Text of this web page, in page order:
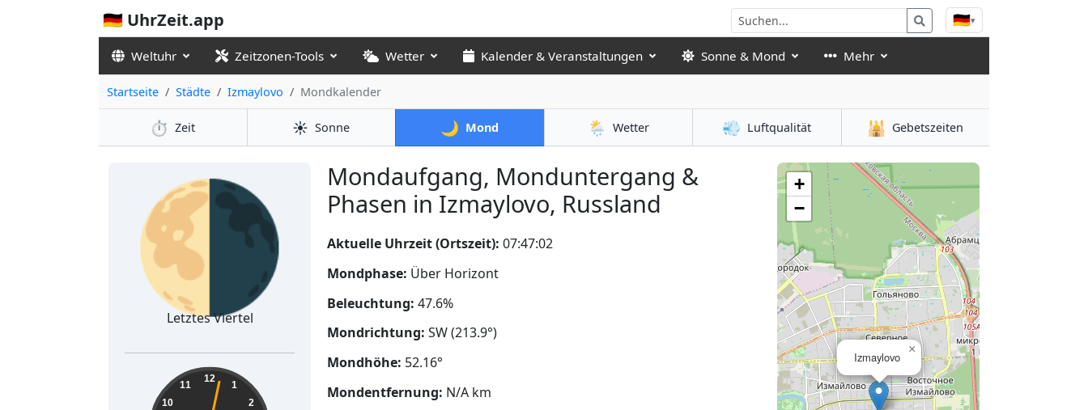
🇩🇪 UhrZeit.app 🇩🇪▾
Weltuhr Zeitzonen-Tools Wetter Kalender & Veranstaltungen Sonne & Mond Mehr
Startseite Städte Izmaylovo Mondkalender
⏱️ Zeit ☀️ Sonne 🌙 Mond 🌦️ Wetter 💨 Luftqualität 🕌 Gebetszeiten
Mondaufgang, Monduntergang &
Phasen in Izmaylovo, Russland
🌗
Letztes Viertel
07:47:03 12
1
2
10
11
Aktuelle Uhrzeit (Ortszeit): 07:47:03
Mondphase: Über Horizont
Beleuchtung: 47.6%
Mondrichtung: SW (213.9°)
Mondhöhe: 52.16°
Mondentfernung: N/A km
Izmaylovo
×
+
−